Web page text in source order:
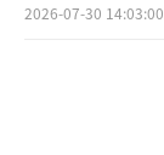
2026-07-30 14:03:00